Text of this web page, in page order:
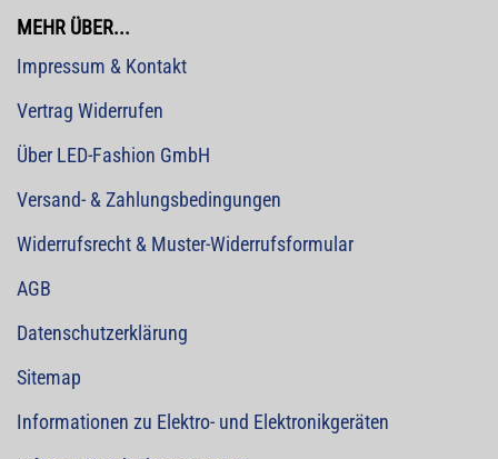
MEHR ÜBER...
Impressum & Kontakt
Vertrag Widerrufen
Über LED-Fashion GmbH
Versand- & Zahlungsbedingungen
Widerrufsrecht & Muster-Widerrufsformular
AGB
Datenschutzerklärung
Sitemap
Informationen zu Elektro- und Elektronikgeräten